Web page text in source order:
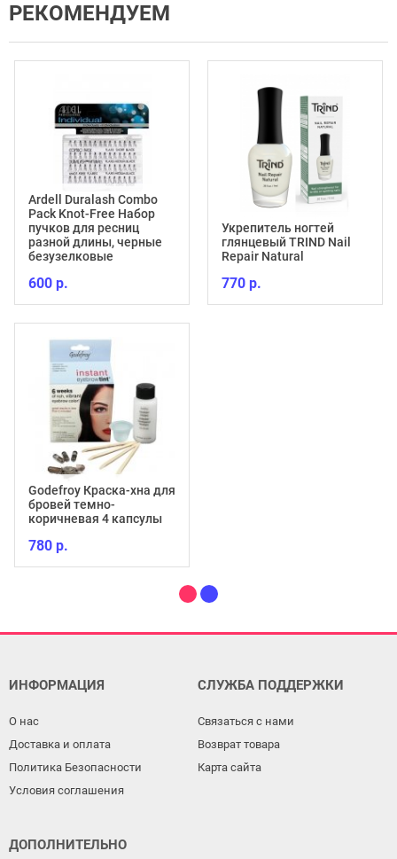
РЕКОМЕНДУЕМ
Ardell Duralash Combo
Pack Knot-Free Набор
пучков для ресниц
разной длины, черные
безузелковые
600 р.
Godefroy Краска-хна для
бровей темно-
коричневая 4 капсулы
780 р.
Укрепитель ногтей
глянцевый TRIND Nail
Repair Natural
770 р.
ИНФОРМАЦИЯ
О нас
Доставка и оплата
Политика Безопасности
Условия соглашения
СЛУЖБА ПОДДЕРЖКИ
Связаться с нами
Возврат товара
Карта сайта
ДОПОЛНИТЕЛЬНО